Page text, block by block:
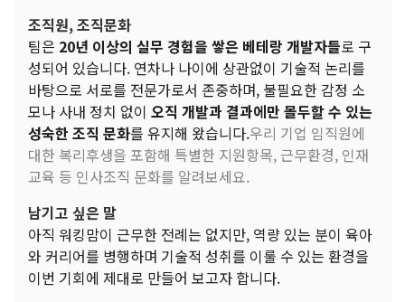
조직원, 조직문화
팀은 20년 이상의 실무 경험을 쌓은 베테랑 개발자들로 구
성되어 있습니다. 연차나 나이에 상관없이 기술적 논리를
바탕으로 서로를 전문가로서 존중하며, 불필요한 감정 소
모나 사내 정치 없이 오직 개발과 결과에만 몰두할 수 있는
성숙한 조직 문화를 유지해 왔습니다.우리 기업 임직원에
대한 복리후생을 포함해 특별한 지원항목, 근무환경, 인재
교육 등 인사조직 문화를 알려보세요.
남기고 싶은 말
아직 워킹맘이 근무한 전례는 없지만, 역량 있는 분이 육아
와 커리어를 병행하며 기술적 성취를 이룰 수 있는 환경을
이번 기회에 제대로 만들어 보고자 합니다.